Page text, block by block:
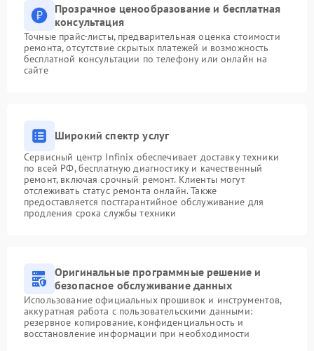
Прозрачное ценообразование и бесплатная
консультация
Точные прайс-листы, предварительная оценка стоимости
ремонта, отсутствие скрытых платежей и возможность
бесплатной консультации по телефону или онлайн на
сайте
Широкий спектр услуг
Сервисный центр Infinix обеспечивает доставку техники
по всей РФ, бесплатную диагностику и качественный
ремонт, включая срочный ремонт. Клиенты могут
отслеживать статус ремонта онлайн. Также
предоставляется постгарантийное обслуживание для
продления срока службы техники
Оригинальные программные решение и
безопасное обслуживание данных
Использование официальных прошивок и инструментов,
аккуратная работа с пользовательскими данными:
резервное копирование, конфиденциальность и
восстановление информации при необходимости